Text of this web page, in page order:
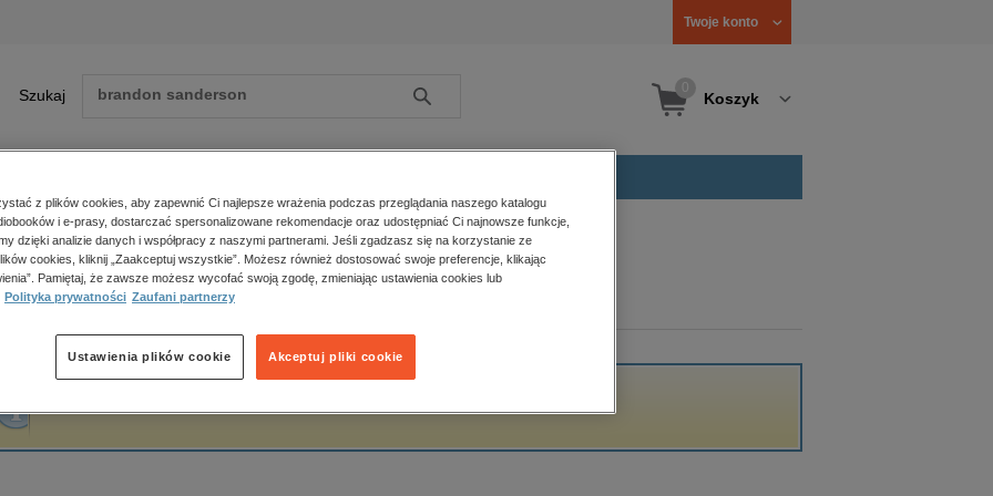
Twoje konto
Szukaj Szukaj Koszyk
Zobacz wszystkie E-prasa
polityka, społeczno-informacyjne
psychologiczne
popularno-naukowe
historia
główna Jerzy Ząbkowicz
Ząbkowicz
z plików cookies, aby zapewnić Ci najlepsze wrażenia podczas przeglądania naszego katalogu
i e-prasy, dostarczać spersonalizowane rekomendacje oraz udostępniać Ci najnowsze funkcje,
dzięki analizie danych i współpracy z naszymi partnerami. Jeśli zgadzasz się na korzystanie ze
cookies, kliknij „Zaakceptuj wszystkie”. Możesz również dostosować swoje preferencje, klikając
Pamiętaj, że zawsze możesz wycofać swoją zgodę, zmieniając ustawienia cookies lub
Polityka prywatności Zaufani partnerzy
Akceptuj pliki cookie
Ustawienia plików cookie